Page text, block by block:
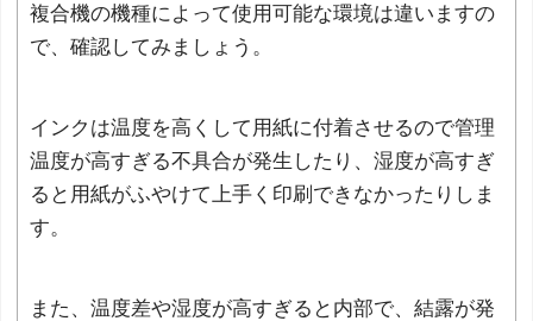
複合機の機種によって使用可能な環境は違いますの
で、確認してみましょう。
インクは温度を高くして用紙に付着させるので管理
温度が高すぎる不具合が発生したり、湿度が高すぎ
ると用紙がふやけて上手く印刷できなかったりしま
す。
また、温度差や湿度が高すぎると内部で、結露が発